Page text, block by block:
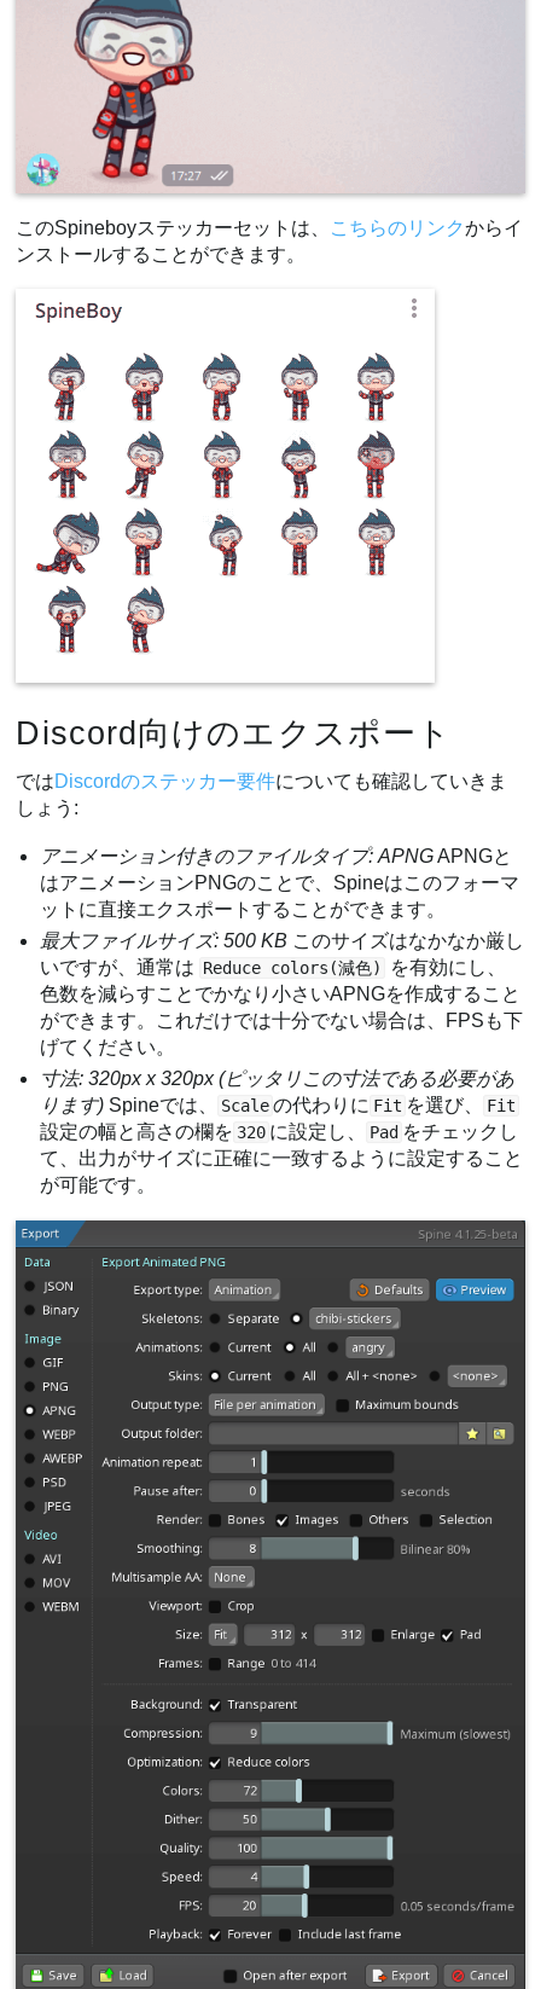
このSpineboyステッカーセットは、 こちらのリンクからイ
ンストールすることができます。
Discord向けのエクスポート
ではDiscordのステッカー要件についても確認していきま
しょう:
アニメーション付きのファイルタイプ: APNGAPNGと
はアニメーションPNGのことで、Spineはこのフォーマ
ットに直接エクスポートすることができます。
最大ファイルサイズ: 500 KB このサイズはなかなか厳し
いですが、通常は Reduce colors(減色)
を有効にし、
色数を減らすことでかなり小さいAPNGを作成すること
ができます。これだけでは十分でない場合は、FPSも下
げてください。
寸法: 320px x 320px (ピッタリこの寸法である必要があ
ります) Spineでは、 Scale の代わりに Fit を選び、 Fit
設定の幅と高さの欄を 320 に設定し、 Pad をチェックし
て、出力がサイズに正確に一致するように設定すること
が可能です。